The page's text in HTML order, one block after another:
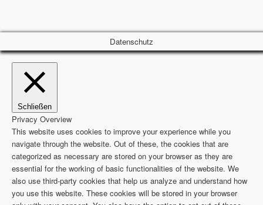
Datenschutz
Schließen
Privacy Overview
This website uses cookies to improve your experience while you
navigate through the website. Out of these, the cookies that are
categorized as necessary are stored on your browser as they are
essential for the working of basic functionalities of the website. We
also use third-party cookies that help us analyze and understand how
you use this website. These cookies will be stored in your browser